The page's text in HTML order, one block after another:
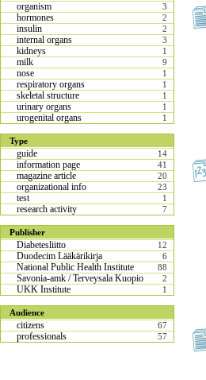
organism 3
hormones 2
insulin 2
internal organs 3
kidneys 1
milk 9
nose 1
respiratory organs 1
skeletal structure 1
urinary organs 1
urogenital organs 1
Type
guide 14
information page 41
magazine article 20
organizational info 23
test 1
research activity 7
Publisher
Diabetesliitto 12
Duodecim Lääkärikirja 6
National Public Health Institute 88
Savonia-amk / Terveysala Kuopio 2
UKK Institute 1
Audience
citizens 67
professionals 57